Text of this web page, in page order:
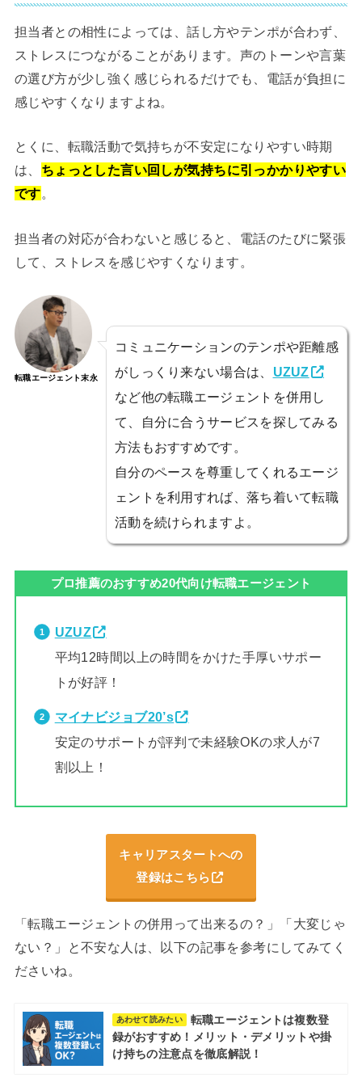
担当者との相性によっては、話し方やテンポが合わず、
ストレスにつながることがあります。声のトーンや言葉
の選び方が少し強く感じられるだけでも、電話が負担に
感じやすくなりますよね。
とくに、転職活動で気持ちが不安定になりやすい時期
は、 ちょっとした言い回しが気持ちに引っかかりやすい
です。
担当者の対応が合わないと感じると、電話のたびに緊張
して、ストレスを感じやすくなります。
転職エージェント末永
コミュニケーションのテンポや距離感
がしっくり来ない場合は、 UZUZ
など他の転職エージェントを併用し
て、自分に合うサービスを探してみる
方法もおすすめです。
自分のペースを尊重してくれるエージ
ェントを利用すれば、落ち着いて転職
活動を続けられますよ。
プロ推薦のおすすめ20代向け転職エージェント
UZUZ
平均12時間以上の時間をかけた手厚いサポー
トが好評！
マイナビジョブ20’s
安定のサポートが評判で未経験OKの求人が7
割以上！
キャリアスタートへの
登録はこちら
「転職エージェントの併用って出来るの？」「大変じゃ
ない？」と不安な人は、以下の記事を参考にしてみてく
ださいね。
あわせて読みたい
転職エージェントは複数登
録がおすすめ！メリット・デメリットや掛
け持ちの注意点を徹底解説！